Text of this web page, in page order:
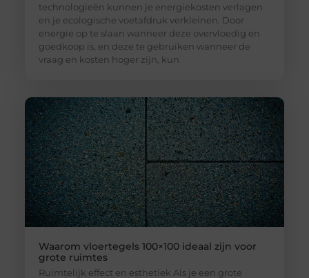
technologieën kunnen je energiekosten verlagen
en je ecologische voetafdruk verkleinen. Door
energie op te slaan wanneer deze overvloedig en
goedkoop is, en deze te gebruiken wanneer de
vraag en kosten hoger zijn, kun
Waarom vloertegels 100×100 ideaal zijn voor
grote ruimtes
Ruimtelijk effect en esthetiek Als je een grote